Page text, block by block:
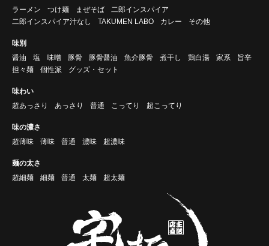
ラーメン
つけ麺 まぜそば
二郎インスパイア
二郎インスパイア汁なし
TAKUMEN LABO カレー その他
味別
醤油
塩 味噌 豚骨 豚骨醤油 魚介豚骨 煮干し 鶏白湯 家系
旨辛
担々麺
個性派 グッズ・セット
味わい
超あっさり
あっさり 普通 こってり 超こってり
味の濃さ
超薄味
薄味 普通 濃味 超濃味
麺の太さ
超細麺
細麺 普通 太麺 超太麺